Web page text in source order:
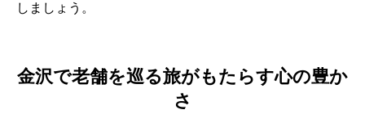
しましょう。
金沢で老舗を巡る旅がもたらす心の豊か
さ